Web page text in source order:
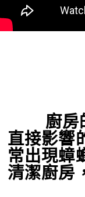
廚房
直接影響
常出現蟑
清潔廚房